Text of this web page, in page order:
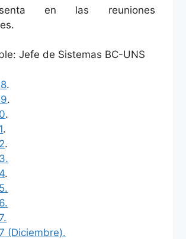
en las reuniones
Jefe de Sistemas BC-UNS
.
.
.
.
.
.
(Diciembre).